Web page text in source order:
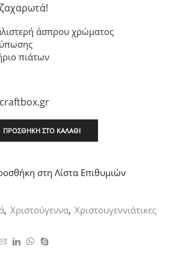
ζαχαρωτά!
άσπρου χρώματος
πιάτων
ΠΡΟΣΘΉΚΗ ΣΤΟ ΚΑΛΆΘΙ
στη Λίστα Επιθυμιών
, Χριστούγεννα, Χριστουγεννιάτικες